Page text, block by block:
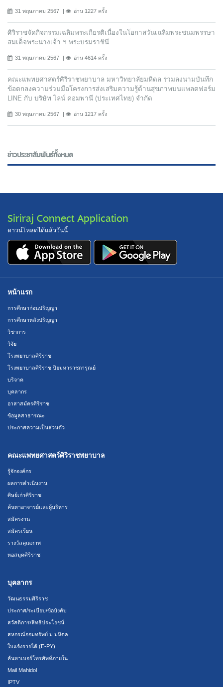
31 พฤษภาคม 2567 อ่าน 1227 ครั้ง
ศิริราชจัดกิจกรรมเฉลิมพระเกียรติเนื่องในโอกาสวันเฉลิมพระชนมพรรษา
สมเด็จพระนางเจ้า ฯ พระบรมราชินี
31 พฤษภาคม 2567 อ่าน 4614 ครั้ง
คณะแพทยศาสตร์ศิริราชพยาบาล มหาวิทยาลัยมหิดล ร่วมลงนามบันทึก
ข้อตกลงความร่วมมือโครงการส่งเสริมความรู้ด้านสุขภาพบนแพลตฟอร์ม
LINE กับ บริษัท ไลน์ คอมพานี (ประเทศไทย) จํากัด
30 พฤษภาคม 2567 อ่าน 1217 ครั้ง
ข่าวประชาสัมพันธ์ทั้งหมด
Siriraj Connect Application
ดาวน์โหลดได้แล้ววันนี้
หน้าแรก
การศึกษาก่อนปริญญา
การศึกษาหลังปริญญา
วิชาการ
วิจัย
โรงพยาบาลศิริราช
โรงพยาบาลศิริราช ปิยมหาราชการุณย์
บริจาค
บุคลากร
อาสาสมัครศิริราช
ข้อมูลสาธารณะ
ประกาศความเป็นส่วนตัว
คณะแพทยศาสตร์ศิริราชพยาบาล
รู้จักองค์กร
ผลการดำเนินงาน
ศิษย์เก่าศิริราช
ค้นหาอาจารย์และผู้บริหาร
สมัครงาน
สมัครเรียน
รางวัลคุณภาพ
หอสมุดศิริราช
บุคลากร
วัฒนธรรมศิริราช
ประกาศ/ระเบียบ/ข้อบังคับ
สวัสดิการ/สิทธิประโยชน์
สหกรณ์ออมทรัพย์ ม.มหิดล
ใบแจ้งรายได้ (E-PY)
ค้นหาเบอร์โทรศัพท์ภายใน
Mail Mahidol
IPTV